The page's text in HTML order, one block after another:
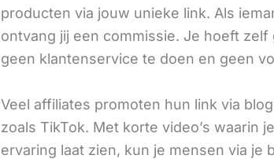
producten via jouw unieke link. Als
ontvang jij een commissie. Je hoeft
geen klantenservice te doen en geen
Veel affiliates promoten hun link via
zoals TikTok. Met korte video’s waarin
ervaring laat zien, kun je mensen via je